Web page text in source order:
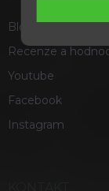
Blog
Recenze a
Youtube
Facebook
Instagram